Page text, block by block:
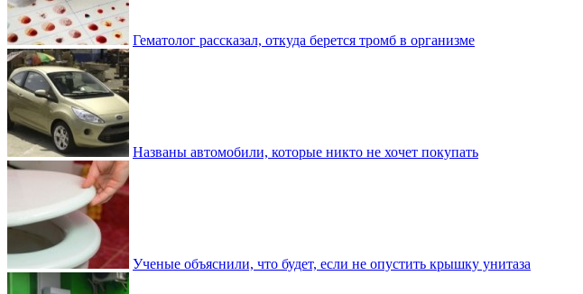
Гематолог рассказал, откуда берется тромб в организме
Названы автомобили, которые никто не хочет покупать
Ученые объяснили, что будет, если не опустить крышку унитаза